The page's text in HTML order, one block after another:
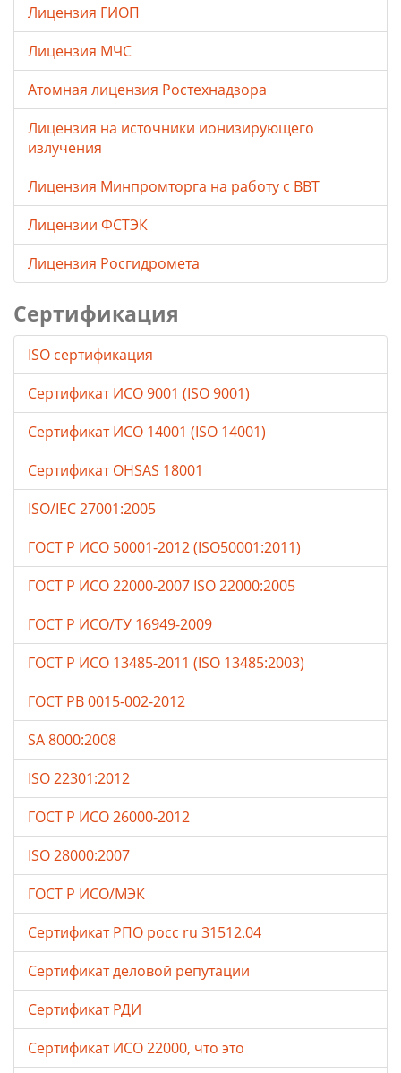
Лицензия ГИОП
Лицензия МЧС
Атомная лицензия Ростехнадзора
Лицензия на источники ионизирующего
излучения
Лицензия Минпромторга на работу с ВВТ
Лицензии ФСТЭК
Лицензия Росгидромета
Сертификация
ISO сертификация
Сертификат ИСО 9001 (ISO 9001)
Сертификат ИСО 14001 (ISO 14001)
Сертификат OHSAS 18001
ISO/IEC 27001:2005
ГОСТ Р ИСО 50001-2012 (ISO50001:2011)
ГОСТ Р ИСО 22000-2007 ISO 22000:2005
ГОСТ Р ИСО/ТУ 16949-2009
ГОСТ Р ИСО 13485-2011 (ISO 13485:2003)
ГОСТ РВ 0015-002-2012
SA 8000:2008
ISO 22301:2012
ГОСТ Р ИСО 26000-2012
ISO 28000:2007
ГОСТ Р ИСО/МЭК
Сертификат РПО росс ru 31512.04
Сертификат деловой репутации
Сертификат РДИ
Сертификат ИСО 22000, что это